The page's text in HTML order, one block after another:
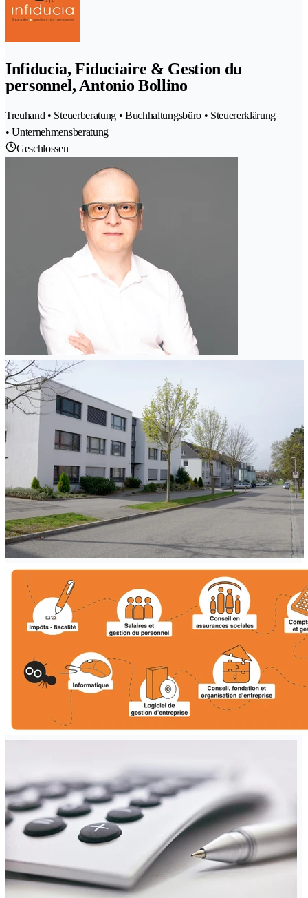
Infiducia, Fiduciaire & Gestion du
personnel, Antonio Bollino
Treuhand • Steuerberatung • Buchhaltungsbüro • Steuererklärung
• Unternehmensberatung
Geschlossen